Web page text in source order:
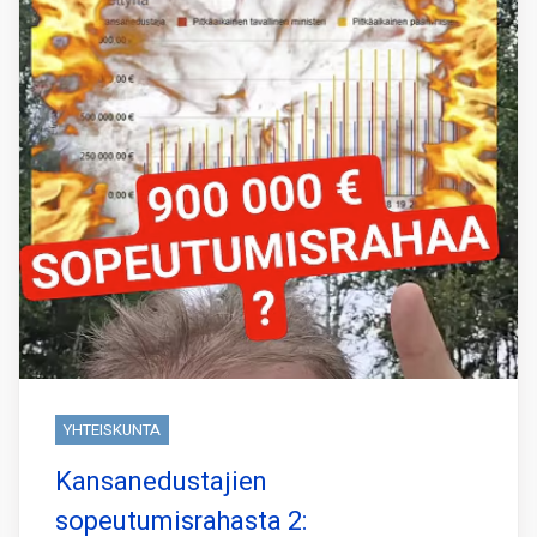
YHTEISKUNTA
Kansanedustajien
sopeutumisrahasta 2: